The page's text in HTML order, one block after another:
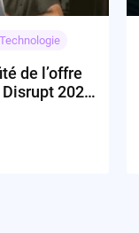
Technologie
de l’offre
2023